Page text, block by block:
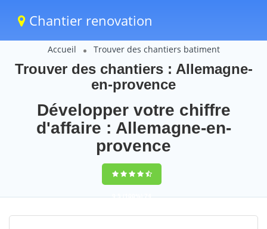
Chantier renovation
Accueil Trouver des chantiers batiment
Trouver des chantiers : Allemagne-
en-provence
Développer votre chiffre
d'affaire : Allemagne-en-
provence
9,5(100%)74
votes